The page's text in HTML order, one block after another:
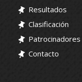
Resultados
Clasificación
Patrocinadores
Contacto